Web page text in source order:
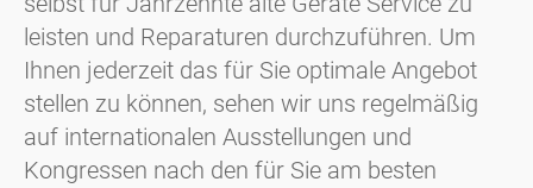
leisten und Reparaturen durchzuführen. Um
Ihnen jederzeit das für Sie optimale Angebot
stellen zu können, sehen wir uns regelmäßig
auf internationalen Ausstellungen und
Kongressen nach den für Sie am besten